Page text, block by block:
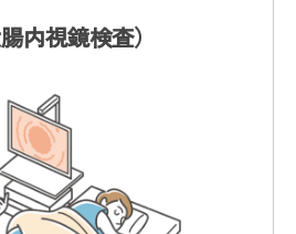
内視鏡検査）